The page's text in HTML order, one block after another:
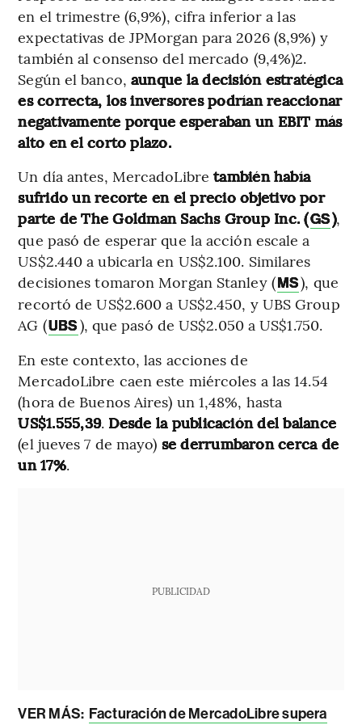
en el trimestre (6,9%), cifra inferior a las
expectativas de JPMorgan para 2026 (8,9%) y
también al consenso del mercado (9,4%)2.
Según el banco, aunque la decisión estratégica
es correcta, los inversores podrían reaccionar
negativamente porque esperaban un EBIT más
alto en el corto plazo.
Un día antes, MercadoLibretambién había
sufrido un recorte en el precio objetivo por
parte de The Goldman Sachs Group Inc. (GS),
que pasó de esperar que la acción escale a
US$2.440 a ubicarla en US$2.100. Similares
decisiones tomaron Morgan Stanley (MS), que
recortó de US$2.600 a US$2.450, y UBS Group
AG (UBS), que pasó de US$2.050 a US$1.750.
En este contexto, las acciones de
MercadoLibre caen este miércoles a las 14.54
(hora de Buenos Aires) un 1,48%, hasta
US$1.555,39. Desde la publicación del balance
(el jueves 7 de mayo) se derrumbaron cerca de
un 17%.
PUBLICIDAD
VER MÁS: Facturación de MercadoLibre supera